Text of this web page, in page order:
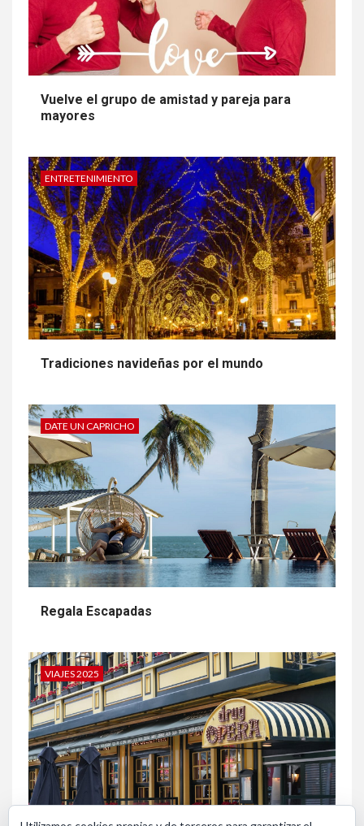
Vuelve el grupo de amistad y pareja para
mayores
ENTRETENIMIENTO
Tradiciones navideñas por el mundo
DATE UN CAPRICHO
Regala Escapadas
VIAJES 2025